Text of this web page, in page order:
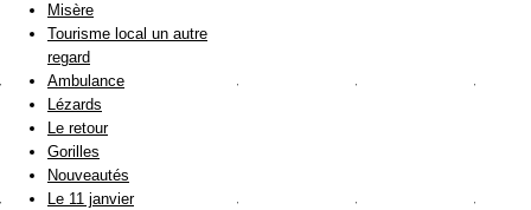
Misère
Tourisme local un autre
regard
Ambulance
Lézards
Le retour
Gorilles
Nouveautés
Le 11 janvier